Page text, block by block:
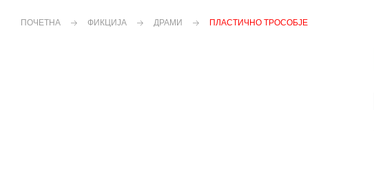
ПОЧЕТНА ФИКЦИЈА ДРАМИ ПЛАСТИЧНО ТРОСОБЈЕ